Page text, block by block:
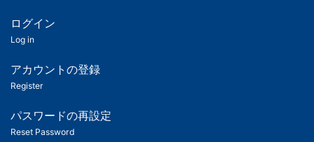
ツ
匿
名
ユ
ー
ログイン
Log in
アカウントの登録
Register
パスワードの再設定
Reset Password